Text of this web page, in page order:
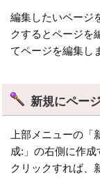
編集したいページ
クするとページを
てページを編集し
新規にペー
上部メニューの
成:」の右側に作
クリックすれば、